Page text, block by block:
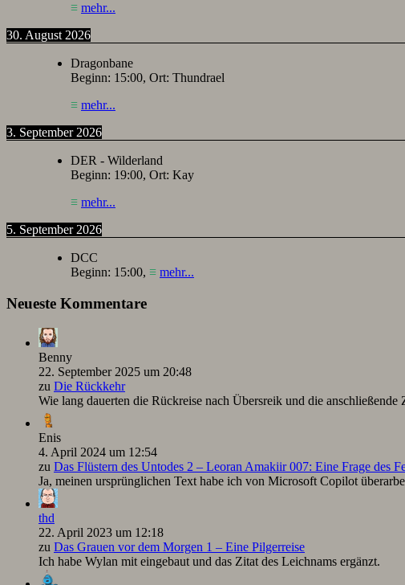
≡ mehr...
30. August 2026
Dragonbane
Beginn: 15:00, Ort: Thundrael
≡ mehr...
3. September 2026
DER - Wilderland
Beginn: 19:00, Ort: Kay
≡ mehr...
5. September 2026
DCC
Beginn: 15:00, ≡ mehr...
Neueste Kommentare
Benny
22. September 2025 um 20:48
zu Die Rückkehr
Wie lang dauerten die Rückreise nach Übersreik und die anschließende
Enis
4. April 2024 um 12:54
zu Das Flüstern des Untodes 2 – Leoran Amakiir 007: Eine Frage des
Ja, meinen ursprünglichen Text habe ich von Microsoft Copilot
thd
22. April 2023 um 12:18
zu Das Grauen vor dem Morgen 1 – Eine Pilgerreise
Ich habe Wylan mit eingebaut und das Zitat des Leichnams ergänzt.